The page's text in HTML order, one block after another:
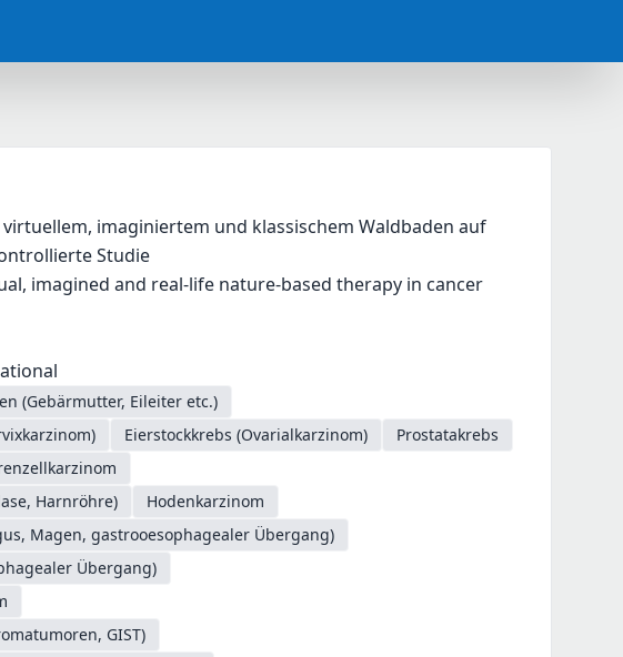
imaginiertem und klassischem Waldbaden auf
Studie
imagined and real-life nature-based therapy in cancer
(Gebärmutter, Eileiter etc.)
Eierstockkrebs (Ovarialkarzinom)
Prostatakrebs
Harnröhre)
Hodenkarzinom
Magen, gastrooesophagealer Übergang)
Übergang)
GIST)